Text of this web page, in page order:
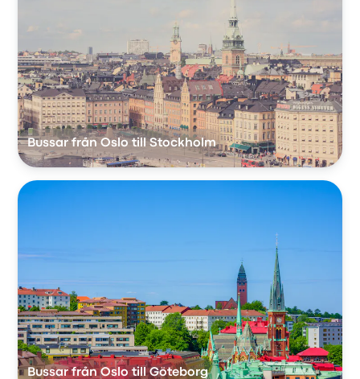
Bussar från Oslo till Stockholm
Bussar från Oslo till Göteborg